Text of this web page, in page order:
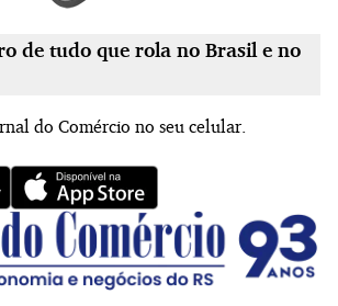
de tudo que rola no Brasil e no
do Comércio no seu celular.